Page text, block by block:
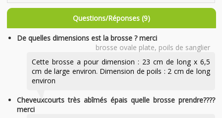
Questions/Réponses (9)
De quelles dimensions est la brosse ? merci
brosse ovale plate, poils de sanglier
Cette brosse a pour dimension : 23 cm de long x 6,5
cm de large environ. Dimension de poils : 2 cm de long
environ
Cheveuxcourts très abîmés épais quelle brosse prendre????
merci